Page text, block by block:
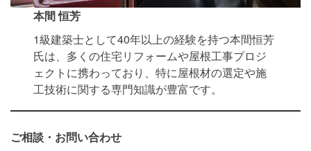
本間 恒芳
1級建築士として40年以上の経験を持つ本間恒芳
氏は、多くの住宅リフォームや屋根工事プロジ
ェクトに携わっており、特に屋根材の選定や施
工技術に関する専門知識が豊富です。
ご相談・お問い合わせ